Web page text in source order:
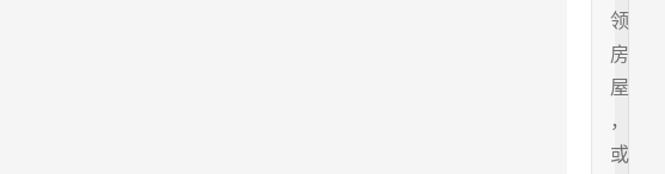
领
房
屋
，
或